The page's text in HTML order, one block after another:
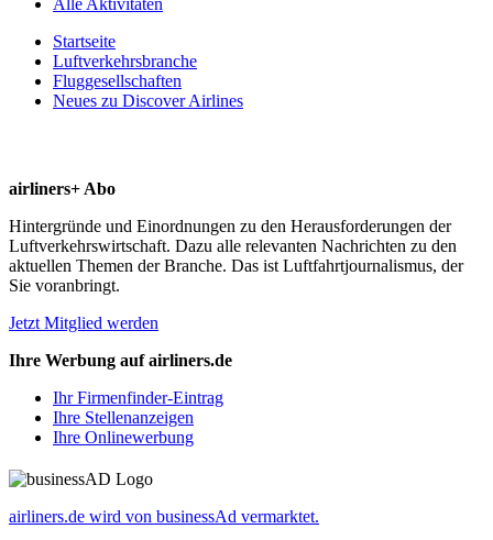
Startseite
Luftverkehrsbranche
Fluggesellschaften
Neues zu Discover Airlines
airliners+ Abo
Hintergründe und Einordnungen zu den Herausforderungen der
Luftverkehrswirtschaft. Dazu alle relevanten Nachrichten zu den
aktuellen Themen der Branche. Das ist Luftfahrtjournalismus, der
Sie voranbringt.
Jetzt Mitglied werden
Ihre Werbung auf airliners.de
Ihr Firmenfinder-Eintrag
Ihre Stellenanzeigen
Ihre Onlinewerbung
airliners.de wird von businessAd vermarktet.